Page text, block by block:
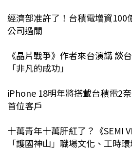
經濟部准許了！台積電增資100
公司過關
《晶片戰爭》作者來台演講 談
「非凡的成功」
iPhone 18明年將搭載台積電2
首位客戶
十萬青年十萬肝紅了？《SEMI
「護國神山」職場文化、工時